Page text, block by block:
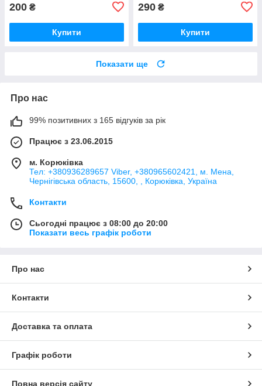
200 ₴
Купити
290 ₴
Купити
Показати ще
Про нас
99% позитивних з 165 відгуків за рік
Працює з 23.06.2015
м. Корюківка
Тел: +380936289657 Viber, +380965602421, м. Мена,
Чернігівська область, 15600, , Корюківка, Україна
Контакти
Сьогодні працює з 08:00 до 20:00
Показати весь графік роботи
Про нас
Контакти
Доставка та оплата
Графік роботи
Повна версія сайту